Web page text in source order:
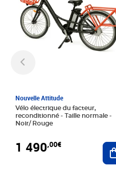
Nouvelle Attitude
Vélo électrique du facteur,
reconditionné - Taille normale -
Noir/ Rouge
1 490,00€